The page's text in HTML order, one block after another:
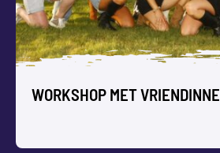
trucs. Jullie leren zelf jongleren,
wieleren in onze Circus Workshop.
We passen het niveau van de
groep deelnemers.
WORKSHOP MET